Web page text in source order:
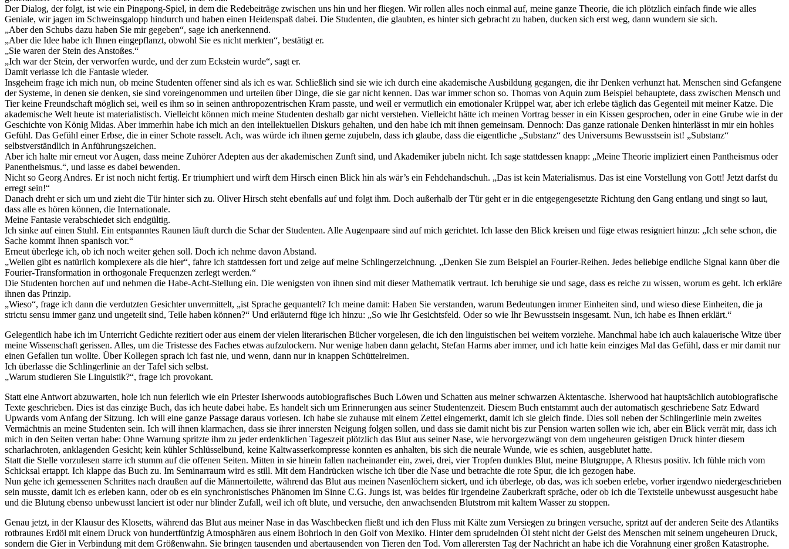
Der Dialog, der folgt, ist wie ein Pingpong-Spiel, in dem die Redebeiträge zwischen uns hin und her fliegen. Wir rollen alles noch einmal auf, meine ganze Theorie, die ich plötzlich einfach finde wie alles
Geniale, wir jagen im Schweinsgalopp hindurch und haben einen Heidenspaß dabei. Die Studenten, die glaubten, es hinter sich gebracht zu haben, ducken sich erst weg, dann wundern sie sich.
„Aber den Schubs dazu haben Sie mir gegeben“, sage ich anerkennend.
„Aber die Idee habe ich Ihnen eingepflanzt, obwohl Sie es nicht merkten“, bestätigt er.
„Sie waren der Stein des Anstoßes.“
„Ich war der Stein, der verworfen wurde, und der zum Eckstein wurde“, sagt er.
Damit verlasse ich die Fantasie wieder.
Insgeheim frage ich mich nun, ob meine Studenten offener sind als ich es war. Schließlich sind sie wie ich durch eine akademische Ausbildung gegangen, die ihr Denken verhunzt hat. Menschen sind Gefangene
der Systeme, in denen sie denken, sie sind voreingenommen und urteilen über Dinge, die sie gar nicht kennen. Das war immer schon so. Thomas von Aquin zum Beispiel behauptete, dass zwischen Mensch und
Tier keine Freundschaft möglich sei, weil es ihm so in seinen anthropozentrischen Kram passte, und weil er vermutlich ein emotionaler Krüppel war, aber ich erlebe täglich das Gegenteil mit meiner Katze. Die
akademische Welt heute ist materialistisch. Vielleicht können mich meine Studenten deshalb gar nicht verstehen. Vielleicht hätte ich meinen Vortrag besser in ein Kissen gesprochen, oder in eine Grube wie in der
Geschichte von König Midas. Aber immerhin habe ich mich an den intellektuellen Diskurs gehalten, und den habe ich mit ihnen gemeinsam. Dennoch: Das ganze rationale Denken hinterlässt in mir ein hohles
Gefühl. Das Gefühl einer Erbse, die in einer Schote rasselt. Ach, was würde ich ihnen gerne zujubeln, dass ich glaube, dass die eigentliche „Substanz“ des Universums Bewusstsein ist! „Substanz“
selbstverständlich in Anführungszeichen.
Aber ich halte mir erneut vor Augen, dass meine Zuhörer Adepten aus der akademischen Zunft sind, und Akademiker jubeln nicht. Ich sage stattdessen knapp: „Meine Theorie impliziert einen Pantheismus oder
Panentheismus.“, und lasse es dabei bewenden.
Nicht so Georg Andres. Er ist noch nicht fertig. Er triumphiert und wirft dem Hirsch einen Blick hin als wär’s ein Fehdehandschuh. „Das ist kein Materialismus. Das ist eine Vorstellung von Gott! Jetzt darfst du
erregt sein!“
Danach dreht er sich um und zieht die Tür hinter sich zu. Oliver Hirsch steht ebenfalls auf und folgt ihm. Doch außerhalb der Tür geht er in die entgegengesetzte Richtung den Gang entlang und singt so laut,
dass alle es hören können, die Internationale.
Meine Fantasie verabschiedet sich endgültig.
Ich sinke auf einen Stuhl. Ein entspanntes Raunen läuft durch die Schar der Studenten. Alle Augenpaare sind auf mich gerichtet. Ich lasse den Blick kreisen und füge etwas resigniert hinzu: „Ich sehe schon, die
Sache kommt Ihnen spanisch vor.“
Erneut überlege ich, ob ich noch weiter gehen soll. Doch ich nehme davon Abstand.
„Wellen gibt es natürlich komplexere als die hier“, fahre ich stattdessen fort und zeige auf meine Schlingerzeichnung. „Denken Sie zum Beispiel an Fourier-Reihen. Jedes beliebige endliche Signal kann über die
Fourier-Transformation in orthogonale Frequenzen zerlegt werden.“
Die Studenten horchen auf und nehmen die Habe-Acht-Stellung ein. Die wenigsten von ihnen sind mit dieser Mathematik vertraut. Ich beruhige sie und sage, dass es reiche zu wissen, worum es geht. Ich erkläre
ihnen das Prinzip.
„Wieso“, frage ich dann die verdutzten Gesichter unvermittelt, „ist Sprache gequantelt? Ich meine damit: Haben Sie verstanden, warum Bedeutungen immer Einheiten sind, und wieso diese Einheiten, die ja
strictu sensu immer ganz und ungeteilt sind, Teile haben können?“ Und erläuternd füge ich hinzu: „So wie Ihr Gesichtsfeld. Oder so wie Ihr Bewusstsein insgesamt. Nun, ich habe es Ihnen erklärt.“
Gelegentlich habe ich im Unterricht Gedichte rezitiert oder aus einem der vielen literarischen Bücher vorgelesen, die ich den linguistischen bei weitem vorziehe. Manchmal habe ich auch kalauerische Witze über
meine Wissenschaft gerissen. Alles, um die Tristesse des Faches etwas aufzulockern. Nur wenige haben dann gelacht, Stefan Harms aber immer, und ich hatte kein einziges Mal das Gefühl, dass er mir damit nur
einen Gefallen tun wollte. Über Kollegen sprach ich fast nie, und wenn, dann nur in knappen Schüttelreimen.
Ich überlasse die Schlingerlinie an der Tafel sich selbst.
„Warum studieren Sie Linguistik?“, frage ich provokant.
Statt eine Antwort abzuwarten, hole ich nun feierlich wie ein Priester Isherwoods autobiografisches Buch Löwen und Schatten aus meiner schwarzen Aktentasche. Isherwood hat hauptsächlich autobiografische
Texte geschrieben. Dies ist das einzige Buch, das ich heute dabei habe. Es handelt sich um Erinnerungen aus seiner Studentenzeit. Diesem Buch entstammt auch der automatisch geschriebene Satz Edward
Upwards vom Anfang der Sitzung. Ich will eine ganze Passage daraus vorlesen. Ich habe sie zuhause mit einem Zettel eingemerkt, damit ich sie gleich finde. Dies soll neben der Schlingerlinie mein zweites
Vermächtnis an meine Studenten sein. Ich will ihnen klarmachen, dass sie ihrer innersten Neigung folgen sollen, und dass sie damit nicht bis zur Pension warten sollen wie ich, aber ein Blick verrät mir, dass ich
mich in den Seiten vertan habe: Ohne Warnung spritzte ihm zu jeder erdenklichen Tageszeit plötzlich das Blut aus seiner Nase, wie hervorgezwängt von dem ungeheuren geistigen Druck hinter diesem
scharlachroten, anklagenden Gesicht; kein kühler Schlüsselbund, keine Kaltwasserkompresse konnten es anhalten, bis sich die neurale Wunde, wie es schien, ausgeblutet hatte.
Statt die Stelle vorzulesen starre ich stumm auf die offenen Seiten. Mitten in sie hinein fallen nacheinander ein, zwei, drei, vier Tropfen dunkles Blut, meine Blutgruppe, A Rhesus positiv. Ich fühle mich vom
Schicksal ertappt. Ich klappe das Buch zu. Im Seminarraum wird es still. Mit dem Handrücken wische ich über die Nase und betrachte die rote Spur, die ich gezogen habe.
Nun gehe ich gemessenen Schrittes nach draußen auf die Männertoilette, während das Blut aus meinen Nasenlöchern sickert, und ich überlege, ob das, was ich soeben erlebe, vorher irgendwo niedergeschrieben
sein musste, damit ich es erleben kann, oder ob es ein synchronistisches Phänomen im Sinne C.G. Jungs ist, was beides für irgendeine Zauberkraft spräche, oder ob ich die Textstelle unbewusst ausgesucht habe
und die Blutung ebenso unbewusst lanciert ist oder nur blinder Zufall, weil ich oft blute, und versuche, den anwachsenden Blutstrom mit kaltem Wasser zu stoppen.
Genau jetzt, in der Klausur des Klosetts, während das Blut aus meiner Nase in das Waschbecken fließt und ich den Fluss mit Kälte zum Versiegen zu bringen versuche, spritzt auf der anderen Seite des Atlantiks
rotbraunes Erdöl mit einem Druck von hundertfünfzig Atmosphären aus einem Bohrloch in den Golf von Mexiko. Hinter dem sprudelnden Öl steht nicht der Geist des Menschen mit seinem ungeheuren Druck,
sondern die Gier in Verbindung mit dem Größenwahn. Sie bringen tausenden und abertausenden von Tieren den Tod. Vom allerersten Tag der Nachricht an habe ich die Vorahnung einer großen Katastrophe.